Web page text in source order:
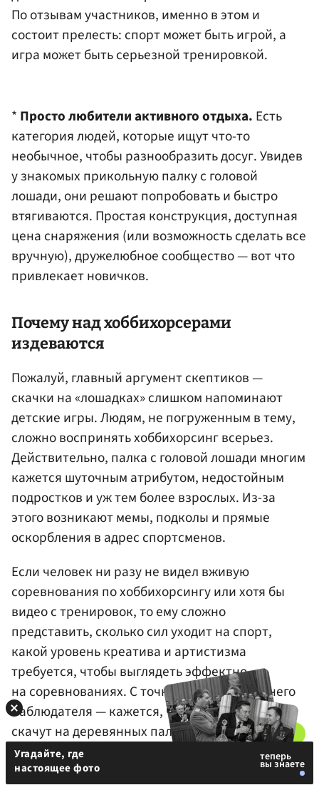
По отзывам участников, именно в этом и
состоит прелесть: спорт может быть игрой, а
игра может быть серьезной тренировкой.
* Просто любители активного отдыха. Есть
категория людей, которые ищут что-то
необычное, чтобы разнообразить досуг. Увидев
у знакомых прикольную палку с головой
лошади, они решают попробовать и быстро
втягиваются. Простая конструкция, доступная
цена снаряжения (или возможность сделать все
вручную), дружелюбное сообщество — вот что
привлекает новичков.
Почему над хоббихорсерами
издеваются
Пожалуй, главный аргумент скептиков —
скачки на «лошадках» слишком напоминают
детские игры. Людям, не погруженным в тему,
сложно воспринять хоббихорсинг всерьез.
Действительно, палка с головой лошади многим
кажется шуточным атрибутом, недостойным
подростков и уж тем более взрослых. Из-за
этого возникают мемы, подколы и прямые
оскорбления в адрес спортсменов.
Если человек ни разу не видел вживую
соревнования по хоббихорсингу или хотя бы
видео с тренировок, то ему сложно
представить, сколько сил уходит на спорт,
какой уровень креатива и артистизма
требуется, чтобы выглядеть эффектно
на соревнованиях. С точки зрения стороннего
наблюдателя — кажется, что люди зачем-то
скачут на деревянных палках, а ведь за этим
стоит и физическая подготовка, и творчество, и
сплоченное сообщество.
Угадайте, где
настоящее фото